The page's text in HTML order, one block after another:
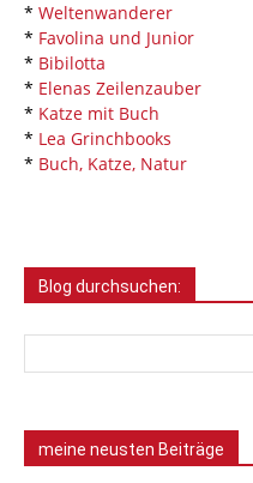
* Weltenwanderer
* Favolina und Junior
* Bibilotta
* Elenas Zeilenzauber
* Katze mit Buch
* Lea Grinchbooks
* Buch, Katze, Natur
Blog durchsuchen:
meine neusten Beiträge